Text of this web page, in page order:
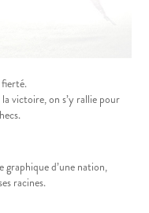
fierté.
victoire, on s’y rallie pour
graphique d’une nation,
racines.